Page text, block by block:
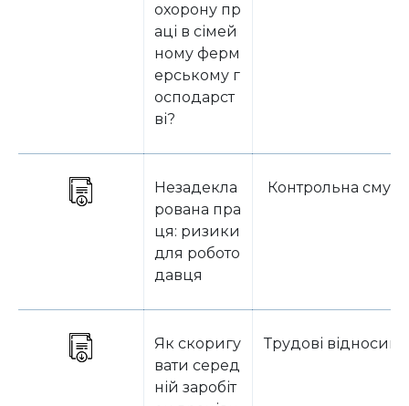
охорону пр
аці в сімей
ному ферм
ерському г
осподарст
ві?
Незадекла
рована пра
ця: ризики
для робото
давця
Контрольна смуга
Як скоригу
вати серед
ній заробіт
Трудові відносини